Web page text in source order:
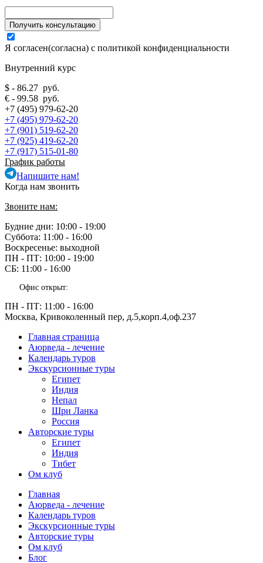
Я согласен(согласна) с политикой конфиденциальности
Внутренний курс
$ - 86.27 руб.
€ - 99.58 руб.
+7 (495) 979-62-20
+7 (495) 979-62-20
+7 (901) 519-62-20
+7 (925) 419-62-20
+7 (917) 515-01-80
График работы
Напишите нам!
Когда нам звонить
Звоните нам:
Будние дни: 10:00 - 19:00
Суббота: 11:00 - 16:00
Воскресенье: выходной
ПН - ПТ: 10:00 - 19:00
СБ: 11:00 - 16:00
Офис открыт:
ПН - ПТ: 11:00 - 16:00
Москва, Кривоколенный пер, д.5,корп.4,оф.237
Главная страница
Аюрведа - лечение
Календарь туров
Экскурсионные туры
Египет
Индия
Непал
Шри Ланка
Россия
Авторские туры
Египет
Индия
Тибет
Ом клуб
Главная
Аюрведа - лечение
Календарь туров
Экскурсионные туры
Авторские туры
Ом клуб
Блог